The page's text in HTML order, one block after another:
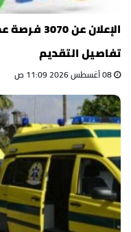
الإعلان
تفاصيل التقديم